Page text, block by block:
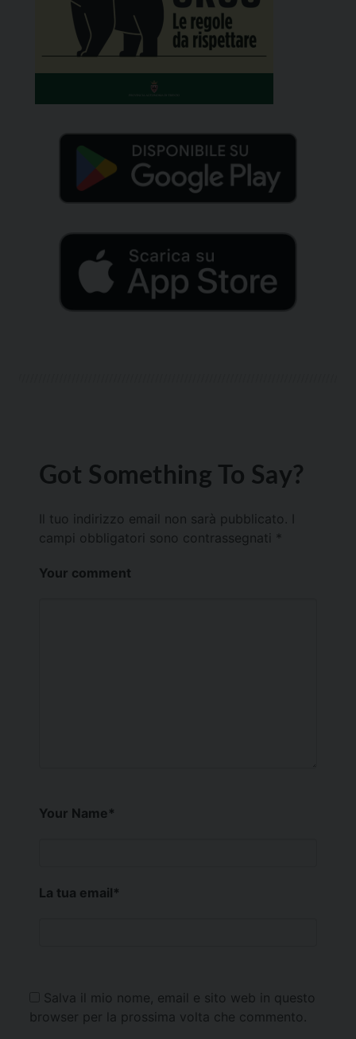
Got Something To Say?
Il tuo indirizzo email non sarà pubblicato.
campi obbligatori sono contrassegnati *
Your comment
Your Name*
La tua email*
Salva il mio nome, email e sito web in questo
browser per la prossima volta che commento.